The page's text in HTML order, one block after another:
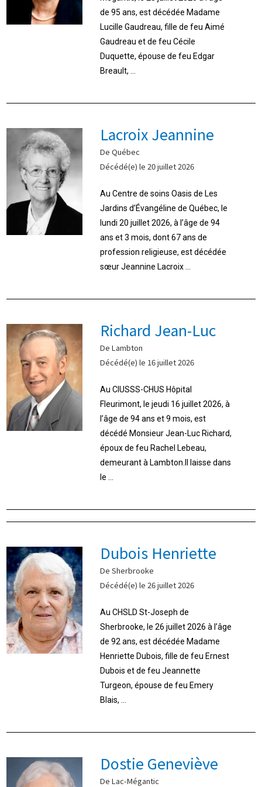
de 95 ans, est décédée Madame
Lucille Gaudreau, fille de feu Aimé
Gaudreau et de feu Cécile
Duquette, épouse de feu Edgar
Breault, ...
Lacroix Jeannine
De Québec
Décédé(e) le 20 juillet 2026
Au Centre de soins Oasis de Les
Jardins d’Évangéline de Québec, le
lundi 20 juillet 2026, à l’âge de 94
ans et 3 mois, dont 67 ans de
profession religieuse, est décédée
sœur Jeannine Lacroix ...
Richard Jean-Luc
De Lambton
Décédé(e) le 16 juillet 2026
Au CIUSSS-CHUS Hôpital
Fleurimont, le jeudi 16 juillet 2026, à
l’âge de 94 ans et 9 mois, est
décédé Monsieur Jean-Luc Richard,
époux de feu Rachel Lebeau,
demeurant à Lambton.Il laisse dans
le ...
Dubois Henriette
De Sherbrooke
Décédé(e) le 26 juillet 2026
Au CHSLD St-Joseph de
Sherbrooke, le 26 juillet 2026 à l’âge
de 92 ans, est décédée Madame
Henriette Dubois, fille de feu Ernest
Dubois et de feu Jeannette
Turgeon, épouse de feu Emery
Blais, ...
Dostie Geneviève
De Lac-Mégantic